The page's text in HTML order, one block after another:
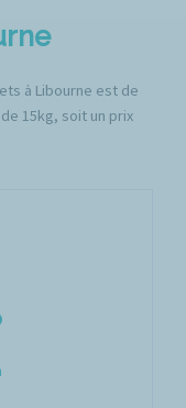
à Libourne est de
15kg, soit un prix